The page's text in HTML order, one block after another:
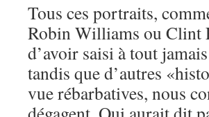
Tous ces portraits,
Robin Williams ou Clint
d’avoir saisi à tout
tandis que d’autres
vue rébarbatives, nous